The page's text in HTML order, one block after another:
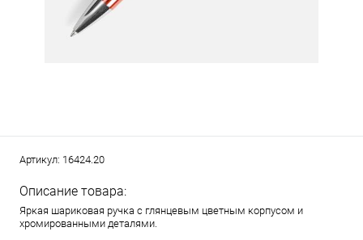
Артикул: 16424.20
Описание товара:
Яркая шариковая ручка с глянцевым цветным корпусом и
хромированными деталями.